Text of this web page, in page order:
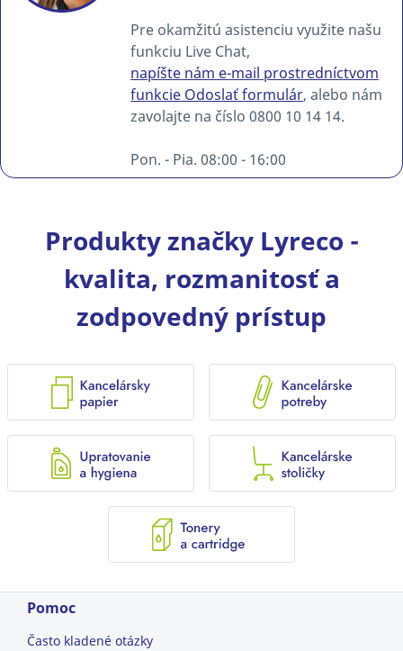
Pre okamžitú asistenciu využite našu
funkciu Live Chat,
napíšte nám e-mail prostredníctvom
funkcie Odoslať formulár, alebo nám
zavolajte na číslo 0800 10 14 14.
Pon. - Pia. 08:00 - 16:00
Produkty značky Lyreco -
kvalita, rozmanitosť a
zodpovedný prístup
Pomoc
Často kladené otázky